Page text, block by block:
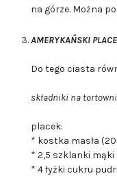
na górze. Można
AMERYKAŃSKI
Do tego ciasta
składniki na
placek:
* kostka masła
* 2,5 szklanki mąki
* 4 łyżki cukru